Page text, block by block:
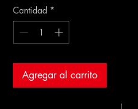
Cantidad *
Agregar al carrito